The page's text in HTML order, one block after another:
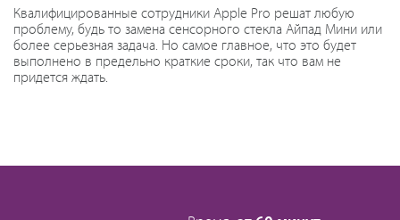
Квалифицированные сотрудники Apple Pro решат любую
проблему, будь то замена сенсорного стекла Айпад Мини или
более серьезная задача. Но самое главное, что это будет
выполнено в предельно краткие сроки, так что вам не
придется ждать.